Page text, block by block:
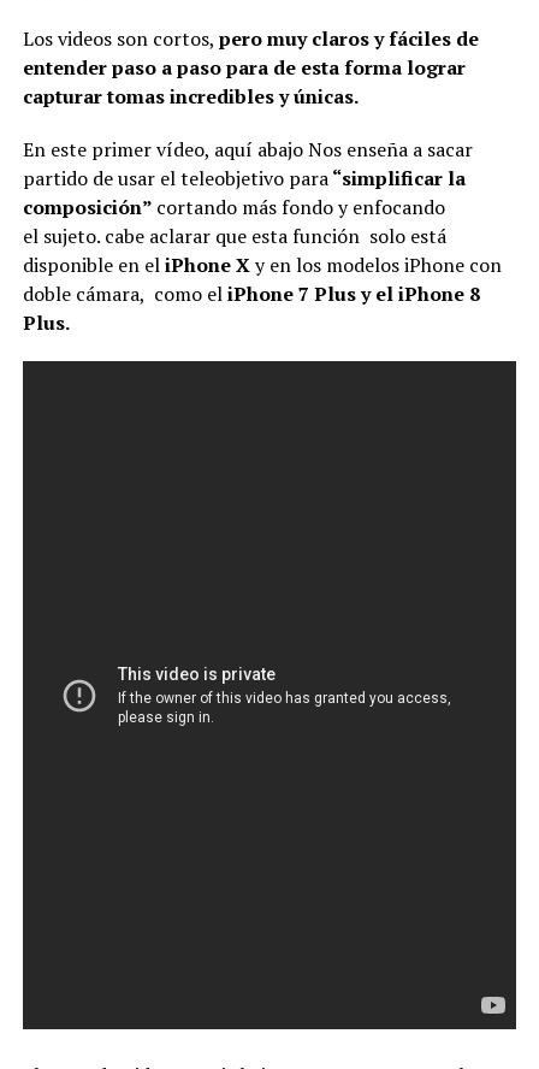
Los videos son cortos, pero muy claros y fáciles de
entender paso a paso para de esta forma lograr
capturar tomas incredibles y únicas.
En este primer vídeo, aquí abajo Nos enseña a sacar
partido de usar el teleobjetivo para“simplificar la
composición” cortando más fondo y enfocando
el sujeto. cabe aclarar que esta función solo está
disponible en eliPhone Xy en los modelos iPhone con
doble cámara, como eliPhone 7 Plus y el iPhone 8
Plus.